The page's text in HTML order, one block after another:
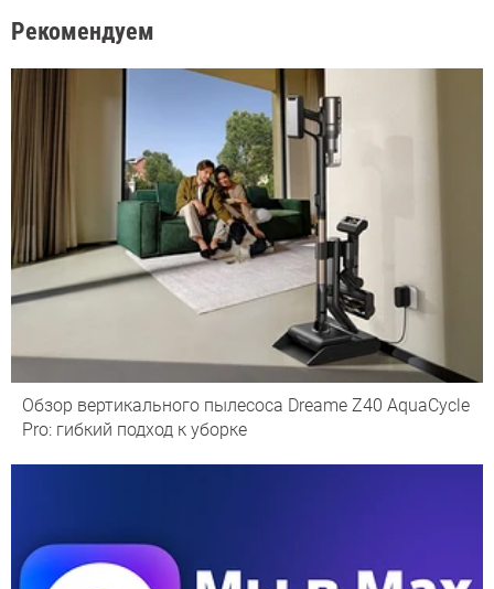
Рекомендуем
Обзор вертикального пылесоса Dreame Z40 AquaCycle
Pro: гибкий подход к уборке